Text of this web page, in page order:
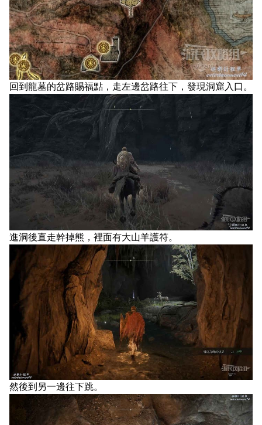
回到龍墓的岔路賜福點，走左邊岔路往下，發現洞窟入口。
進洞後直走幹掉熊，裡面有大山羊護符。
然後到另一邊往下跳。